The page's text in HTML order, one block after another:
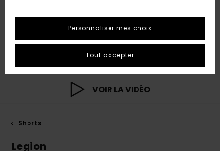
VOIR LA VIDÉO
Shorts
Legion
Personnaliser mes choix
Tout accepter